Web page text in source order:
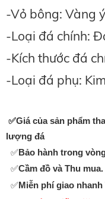
-Vỏ bông: Vàng
-Loại đá chính:
-Kích thước đá
-Loại đá phụ:
✅Giá của sản phẩm
lượng đá
✅Bảo hành trong
✅Cầm đồ và Thu
✅Miễn phí giao nhanh